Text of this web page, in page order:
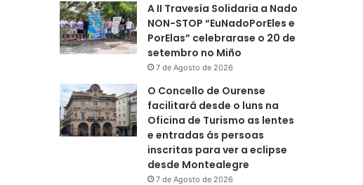
A II Travesía Solidaria a Nado
NON-STOP “EuNadoPorEles e
PorElas” celebrarase o 20 de
setembro no Miño
7 de Agosto de 2026
O Concello de Ourense
facilitará desde o luns na
Oficina de Turismo as lentes
e entradas ás persoas
inscritas para ver a eclipse
desde Montealegre
7 de Agosto de 2026